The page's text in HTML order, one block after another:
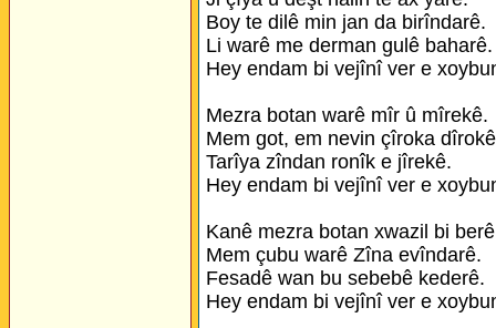
Boy te dilê min jan da birîndarê.
Li warê me derman gulê baharê.
Hey endam bi vejînî ver e
Mezra botan warê mîr û mîrekê.
Mem got, em nevin çîroka
Tarîya zîndan ronîk e jîrekê.
Hey endam bi vejînî ver e
Kanê mezra botan xwazil bi
Mem çubu warê Zîna evîndarê.
Fesadê wan bu sebebê kederê.
Hey endam bi vejînî ver e